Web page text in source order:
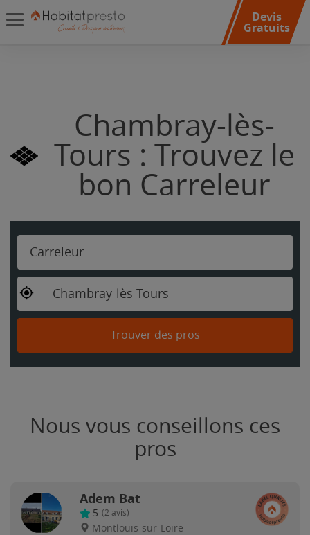
Devis
Gratuits
Chambray-lès-
Tours : Trouvez le
bon Carreleur
Carreleur
Chambray-lès-Tours
Trouver des pros
Nous vous conseillons ces
pros
Adem Bat
5 (2 avis)
Montlouis-sur-Loire